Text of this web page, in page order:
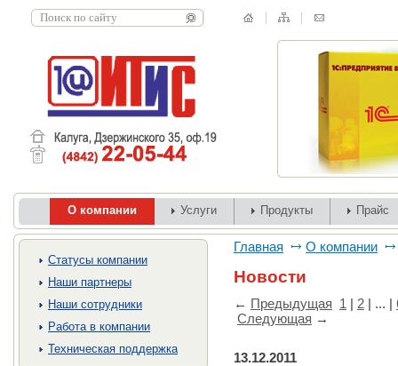
О компании Услуги Продукты Прайс
Cтатусы компании
Наши партнеры
Наши сотрудники
Работа в компании
Техническая поддержка
Главная О компании
Новости
← Предыдущая 1 | 2 | ... |
Следующая →
13.12.2011